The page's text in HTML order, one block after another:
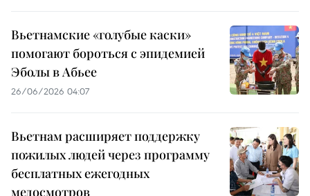
Вьетнамские «голубые каски»
помогают бороться с эпидемией
Эболы в Абьее
26/06/2026 04:07
Вьетнам расширяет поддержку
пожилых людей через программу
бесплатных ежегодных
медосмотров